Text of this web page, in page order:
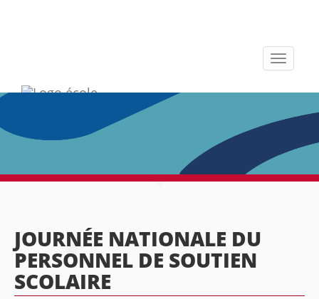
Toggle
JOURNÉE NATIONALE DU
PERSONNEL DE SOUTIEN
SCOLAIRE